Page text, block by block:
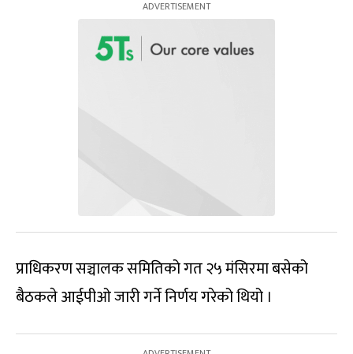
प्राधिकरण सञ्चालक समितिको गत २५ मंसिरमा बसेको
बैठकले आईपीओ जारी गर्ने निर्णय गरेको थियो ।